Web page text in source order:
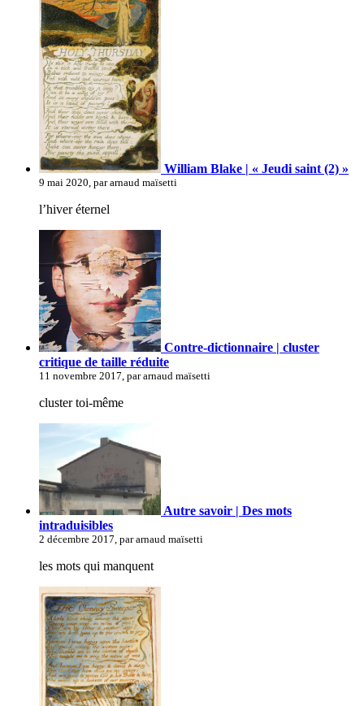
William Blake | « Jeudi saint (2) »
9 mai 2020, par arnaud maïsetti
l’hiver éternel
Contre-dictionnaire | cluster
critique de taille réduite
11 novembre 2017, par arnaud maïsetti
cluster toi-même
Autre savoir | Des mots
intraduisibles
2 décembre 2017, par arnaud maïsetti
les mots qui manquent